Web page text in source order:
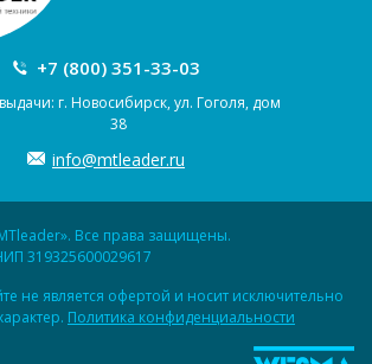
+7 (800) 351-33-03
г. Новосибирск, ул. Гоголя, дом
38
info@mtleader.ru
Все права защищены.
319325600029617
не является офертой и носит исключительно
Политика конфиденциальности